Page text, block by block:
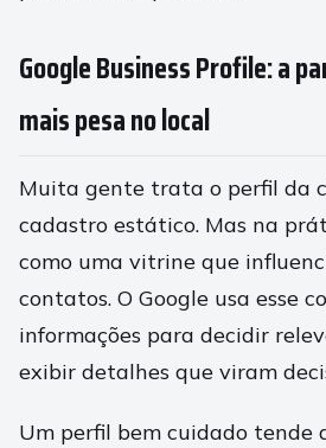
Google Business Profile: a
mais pesa no local
Muita gente trata o perfil da
cadastro estático. Mas na
como uma vitrine que
contatos. O Google usa esse
informações para decidir
exibir detalhes que viram
Um perfil bem cuidado tende